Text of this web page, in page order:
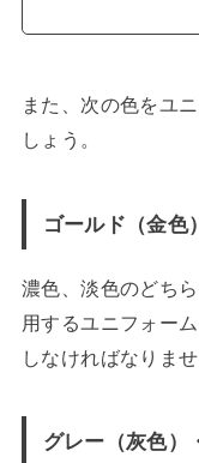
また、次の色をユ
しょう。
ゴールド（金色
濃色、淡色のどち
用するユニフォー
しなければなりませ
グレー（灰色）